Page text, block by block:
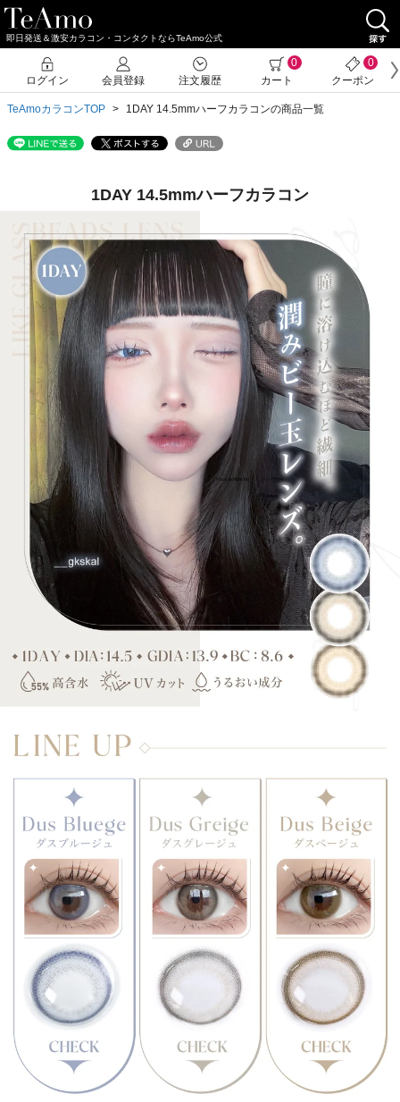
即日発送＆激安カラコン・コンタクトならTeAmo公式
TeAmoカラコンTOP 1DAY 14.5mmハーフカラコンの商品一覧
1DAY 14.5mmハーフカラコン
ログイン 会員登録 注文履歴
0
カート
0
クーポン